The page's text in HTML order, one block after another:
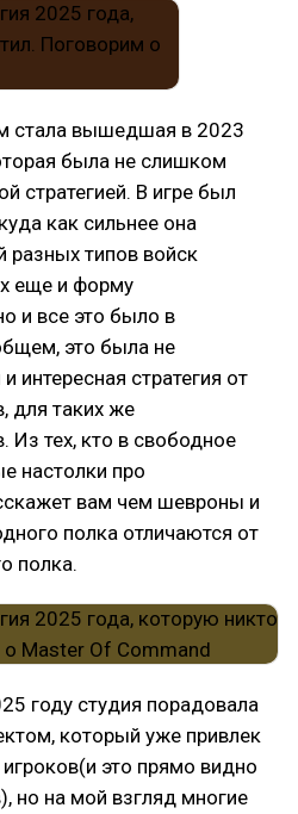
стала вышедшая в 2023
была не слишком
стратегией. В игре был
как сильнее она
разных типов войск
еще и форму
и все это было в
это была не
интересная стратегия от
для таких же
Из тех, кто в свободное
настолки про
вам чем шевроны и
полка отличаются от
полка.
году студия порадовала
который уже привлек
это прямо видно
но на мой взгляд многие